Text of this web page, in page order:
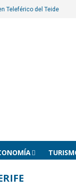
Teleférico del Teide